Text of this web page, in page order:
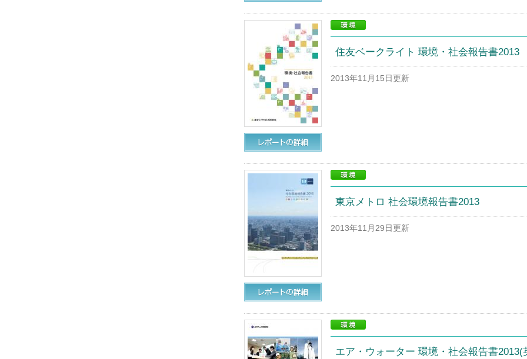
住友ベークライト 環境・社会報告書2013
2013年11月15日更新
東京メトロ 社会環境報告書2013
2013年11月29日更新
エア・ウォーター 環境・社会報告書2013(